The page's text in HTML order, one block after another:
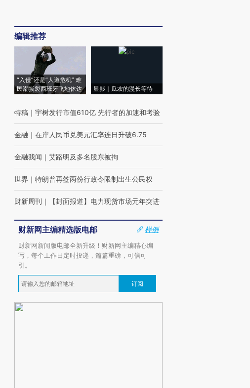
编辑推荐
“入侵”还是“人道危机” 难
民潮撕裂西班牙飞地休达
显影｜瓜农的漫长等待
特稿 ｜ 宇树发行市值610亿 先行者的加速和考验
金融 ｜ 在岸人民币兑美元汇率连日升破6.75
金融我闻 ｜ 艾路明及多名股东被拘
世界 ｜ 特朗普再签两份行政令限制出生公民权
财新周刊 ｜ 【封面报道】电力现货市场元年突进
财新网主编精选版电邮
样例
财新网新闻版电邮全新升级！财新网主编精心编
写，每个工作日定时投递，篇篇重磅，可信可
引。
订阅